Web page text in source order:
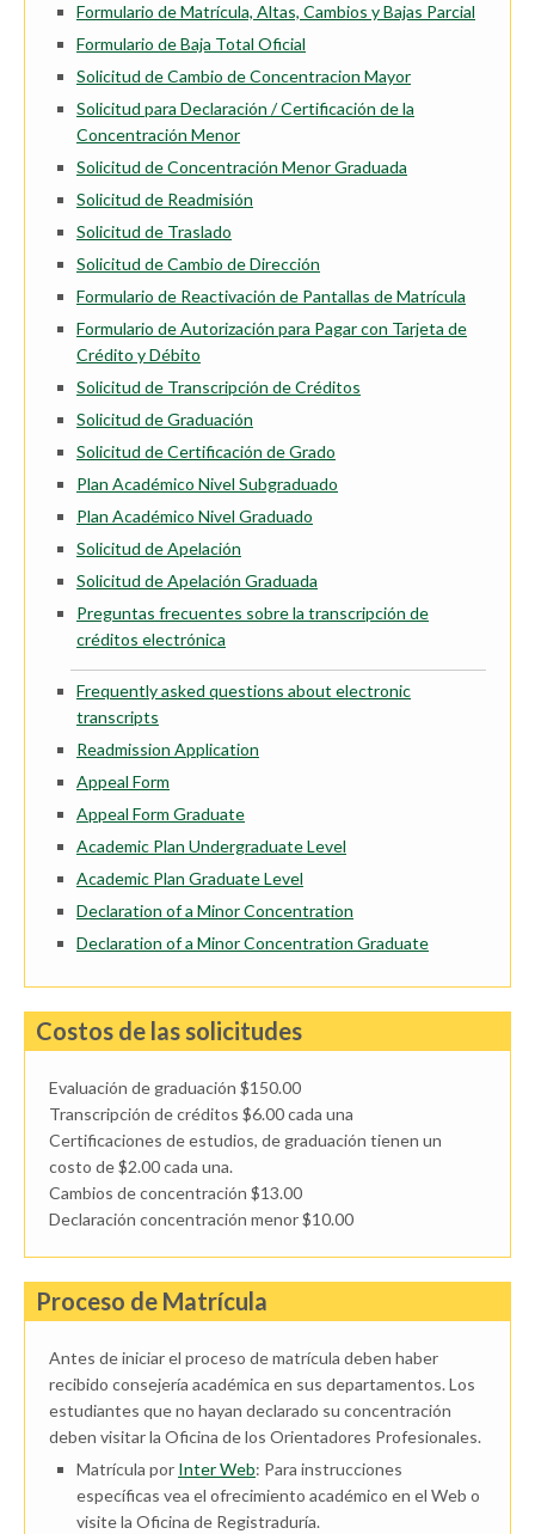
Formulario de Matrícula, Altas, Cambios y Bajas Parcial
Formulario de Baja Total Oficial
Solicitud de Cambio de Concentracion Mayor
Solicitud para Declaración / Certificación de la
Concentración Menor
Solicitud de Concentración Menor Graduada
Solicitud de Readmisión
Solicitud de Traslado
Solicitud de Cambio de Dirección
Formulario de Reactivación de Pantallas de Matrícula
Formulario de Autorización para Pagar con Tarjeta de
Crédito y Débito
Solicitud de Transcripción de Créditos
Solicitud de Graduación
Solicitud de Certificación de Grado
Plan Académico Nivel Subgraduado
Plan Académico Nivel Graduado
Solicitud de Apelación
Solicitud de Apelación Graduada
Preguntas frecuentes sobre la transcripción de
créditos electrónica
Frequently asked questions about electronic
transcripts
Readmission Application
Appeal Form
Appeal Form Graduate
Academic Plan Undergraduate Level
Academic Plan Graduate Level
Declaration of a Minor Concentration
Declaration of a Minor Concentration Graduate
Costos de las solicitudes
Evaluación de graduación $150.00
Transcripción de créditos $6.00 cada una
Certificaciones de estudios, de graduación tienen un
costo de $2.00 cada una.
Cambios de concentración $13.00
Declaración concentración menor $10.00
Proceso de Matrícula
Antes de iniciar el proceso de matrícula deben haber
recibido consejería académica en sus departamentos. Los
estudiantes que no hayan declarado su concentración
deben visitar la Oficina de los Orientadores Profesionales.
Matrícula por Inter Web: Para instrucciones
específicas vea el ofrecimiento académico en el Web o
visite la Oficina de Registraduría.